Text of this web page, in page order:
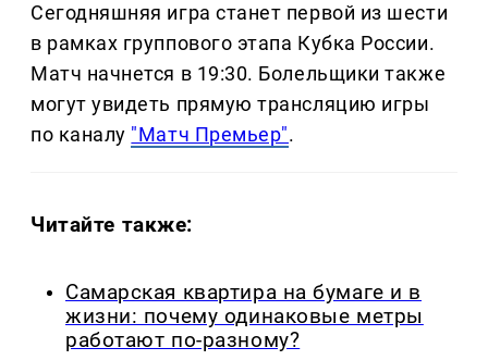
Сегодняшняя игра станет первой из шести
в рамках группового этапа Кубка России.
Матч начнется в 19:30. Болельщики также
могут увидеть прямую трансляцию игры
по каналу "Матч Премьер".
Читайте также:
Самарская квартира на бумаге и в
жизни: почему одинаковые метры
работают по-разному?